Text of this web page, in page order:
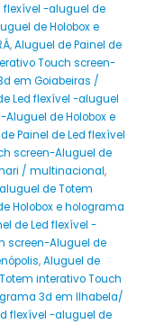
flexível -aluguel de
de Holobox e
,Aluguel de Painel de
Touch screen-
em Goiabeiras /
Led flexível -aluguel
de Holobox e
Painel de Led flexível
screen-Aluguel de
/ multinacional,
de Totem
Holobox e holograma
de Led flexível -
screen-Aluguel de
,Aluguel de
interativo Touch
3d em Ilhabela/
flexível -aluguel de